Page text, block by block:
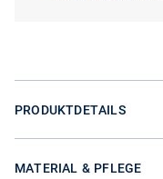
PRODUKTDETAILS
MATERIAL & PFLEGE